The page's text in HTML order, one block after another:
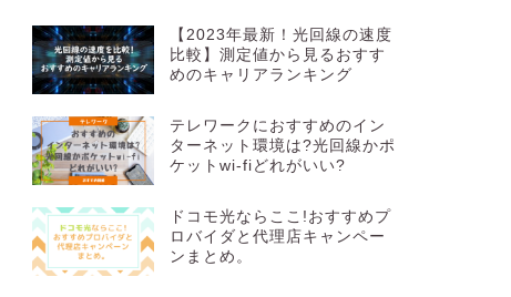
【2023年最新！光回線の速度
比較】測定値から見るおすす
めのキャリアランキング
テレワークにおすすめのイン
ターネット環境は?光回線かポ
ケットwi-fiどれがいい?
ドコモ光ならここ!おすすめプ
ロバイダと代理店キャンペー
ンまとめ。